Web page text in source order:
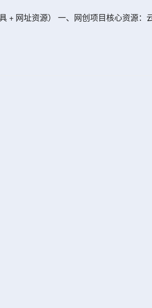
网址资源） 一、网创项目核心资源：